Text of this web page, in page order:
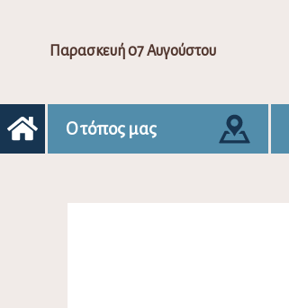
Παρασκευή 07 Αυγούστου
Ο τόπος μας